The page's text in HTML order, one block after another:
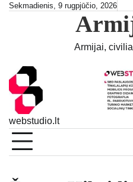
SkipSekmadienis, 9 rugpjūčio, 2026
Armijai,
webstudio.lt